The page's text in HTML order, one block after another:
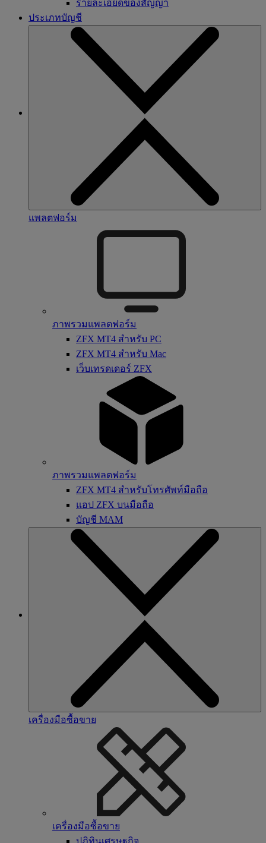
รายละเอียดของสัญญา
ประเภทบัญชี
แพลตฟอร์ม
ภาพรวมแพลตฟอร์ม
ZFX MT4 สำหรับ PC
ZFX MT4 สำหรับ Mac
เว็บเทรดเดอร์ ZFX
ภาพรวมแพลตฟอร์ม
ZFX MT4 สำหรับโทรศัพท์มือถือ
แอป ZFX บนมือถือ
บัญชี MAM
เครื่องมือซื้อขาย
เครื่องมือซื้อขาย
ปฏิทินเศรษฐกิจ